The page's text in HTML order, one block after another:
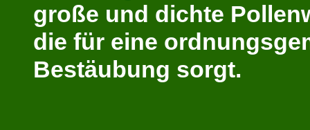
große und dichte
die für eine
Bestäubung sorgt.